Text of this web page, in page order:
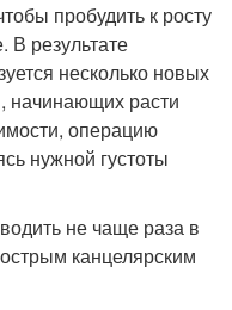
пробудить к росту
В результате
несколько новых
начинающих расти
операцию
нужной густоты
не чаще раза в
канцелярским